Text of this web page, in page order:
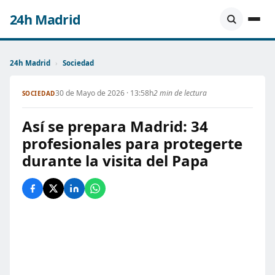
24h Madrid
24h Madrid › Sociedad
SOCIEDAD30 de Mayo de 2026 · 13:58h2 min de lectura
Así se prepara Madrid: 34
profesionales para protegerte
durante la visita del Papa